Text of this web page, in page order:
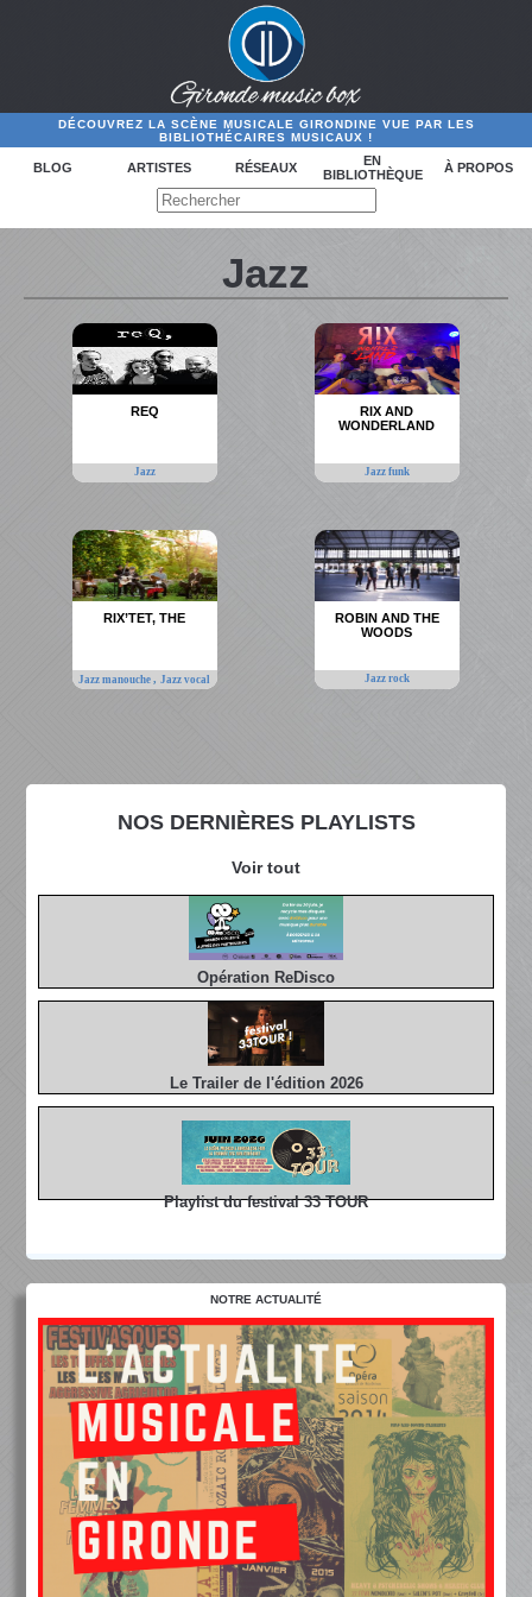
DÉCOUVREZ LA SCÈNE MUSICALE GIRONDINE VUE PAR LES
BIBLIOTHÉCAIRES MUSICAUX !
BLOG ARTISTES RÉSEAUX
EN
BIBLIOTHÈQUE
À PROPOS
NOS DERNIÈRES PLAYLISTS
Voir tout
Opération ReDisco
Le Trailer de l'édition 2026
Playlist du festival 33 TOUR
Jazz
REQ
Jazz
RIX AND
WONDERLAND
Jazz funk
RIX’TET, THE
Jazz manouche,Jazz vocal
ROBIN AND THE
WOODS
Jazz rock
NOTRE ACTUALITÉ